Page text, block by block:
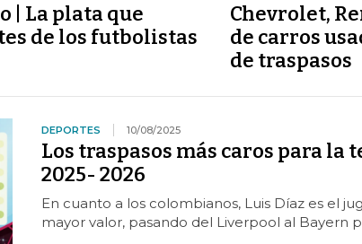
| La plata que
de los futbolistas
Chevrolet,
de carros
de traspasos
DEPORTES 10/08/2025
Los traspasos más caros para la
2025- 2026
En cuanto a los colombianos, Luis Díaz es el
mayor valor, pasando del Liverpool al Bayern